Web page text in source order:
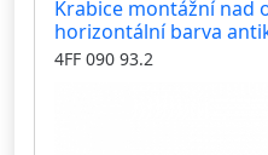
Krabice montážní nad
horizontální barva
4FF 090 93.2